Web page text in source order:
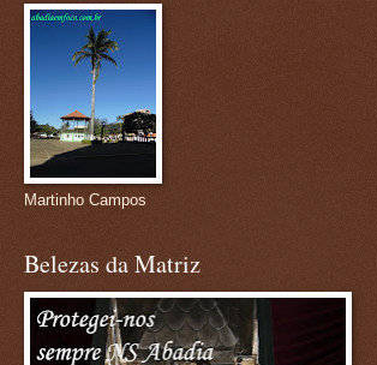
Martinho Campos
Belezas da Matriz